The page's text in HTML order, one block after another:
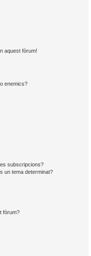
aquest fòrum!
enemics?
subscripcions?
un tema determinat?
fòrum?